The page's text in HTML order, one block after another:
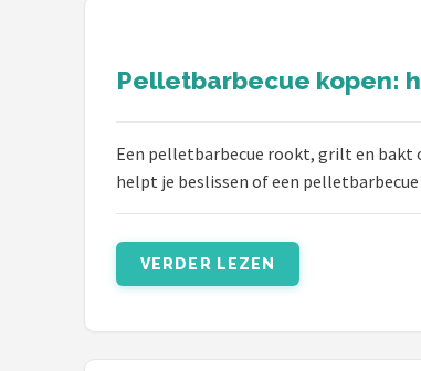
Pelletbarbecue kopen:
Een pelletbarbecue rookt, grilt en
helpt je beslissen of een
VERDER LEZEN